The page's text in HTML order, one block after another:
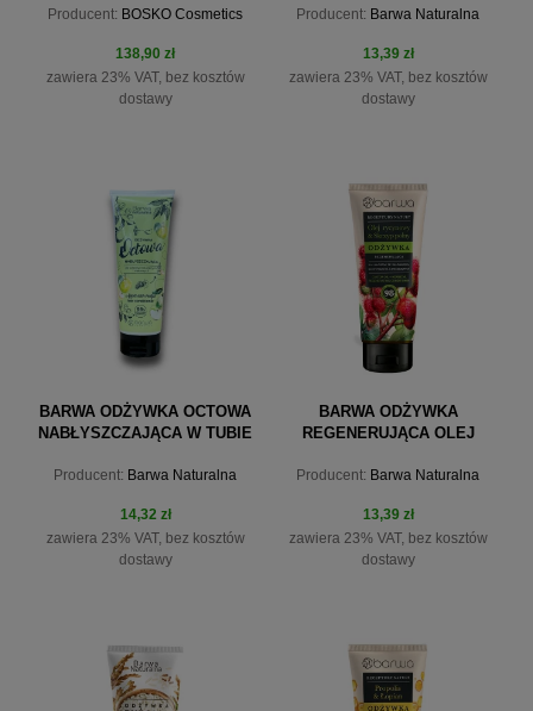
Producent: BOSKO Cosmetics
138,90 zł
zawiera 23% VAT, bez kosztów
dostawy
do koszyka
NATURY 200ML
Producent: Barwa Naturalna
13,39 zł
zawiera 23% VAT, bez kosztów
dostawy
do koszyka
BARWA ODŻYWKA OCTOWA
NABŁYSZCZAJĄCA W TUBIE
Producent: Barwa Naturalna
14,32 zł
zawiera 23% VAT, bez kosztów
dostawy
do koszyka
BARWA ODŻYWKA
REGENERUJĄCA OLEJ
POLNY RECEPTURY
Producent: Barwa Naturalna
13,39 zł
zawiera 23% VAT, bez kosztów
dostawy
do koszyka